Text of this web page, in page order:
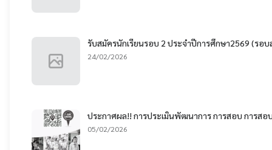
รับสมัครนักเรียนรอบ 2 ประจำปีการศึกษา2569 (รอ
24/02/2026
ประกาศผล!! การประเมินพัฒนาการ การสอบ การส
05/02/2026